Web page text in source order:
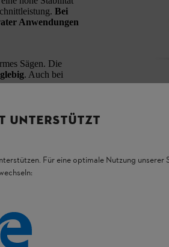
Bei
Anwendungen
Sägen. Die
. Auch bei
geeignet:
UNTERSTÜTZT
Für eine optimale Nutzung unserer